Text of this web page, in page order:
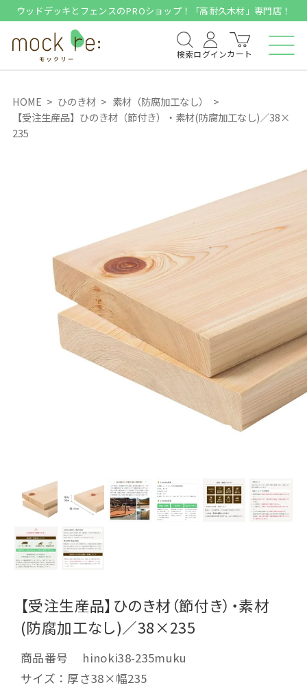
ウッドデッキとフェンスのPROショップ！「高耐久木材」専門店！
検索ログインカート
HOME ひのき材
素材（防腐加工なし）
【受注生産品】ひのき材（節付き）・素材(防腐加工なし)／38×
235
【受注生産品】ひのき材（節付き）・素材
(防腐加工なし)／38×235
商品番号
hinoki38-235muku
サイズ：厚さ38×幅235